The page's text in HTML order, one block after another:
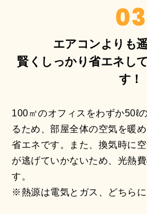
03
エアコンよりも
賢くしっかり省エネし
す！
100㎡のオフィスをわずか50ℓ
るため、部屋全体の空気を暖
省エネです。また、換気時に
が逃げていかないため、光熱
す。
※熱源は電気とガス、どちらに